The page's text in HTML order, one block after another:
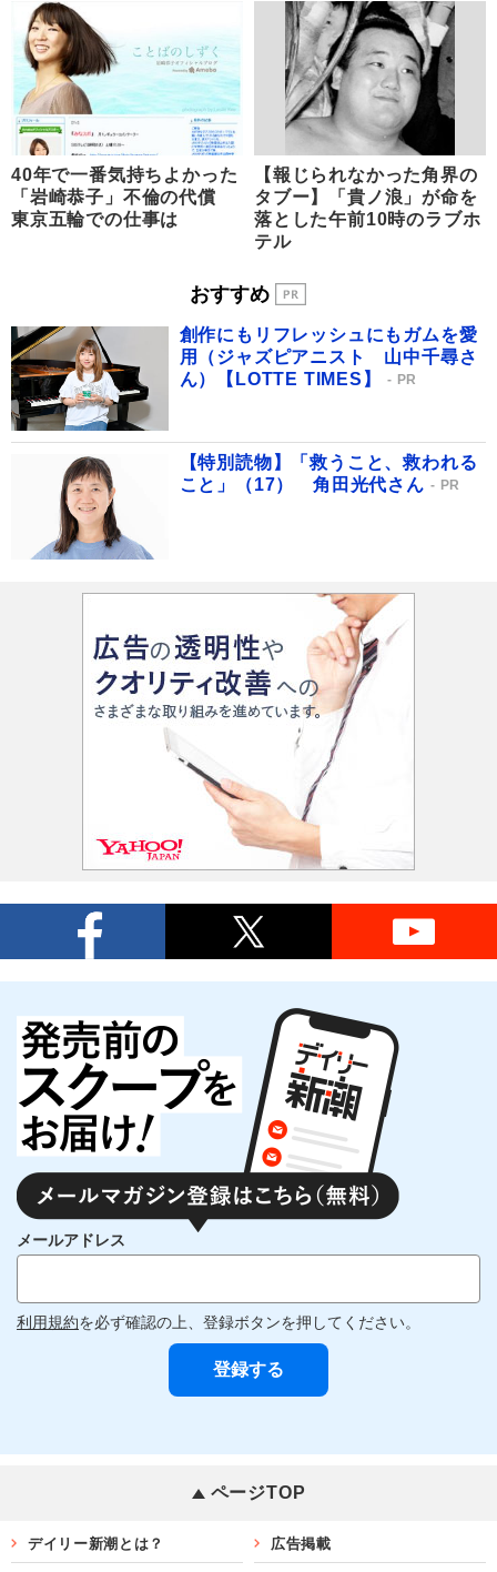
40年で一番気持ちよかった
「岩崎恭子」不倫の代償
東京五輪での仕事は
【報じられなかった角界の
タブー】「貴ノ浪」が命を
落とした午前10時のラブホ
テル
おすすめ
創作にもリフレッシュにもガムを愛
用（ジャズピアニスト 山中千尋さ
ん）【LOTTE TIMES】
PR
【特別読物】「救うこと、救われる
こと」（17） 角田光代さん
PR
メールアドレス
利用規約を必ず確認の上、登録ボタンを押してください。
ページTOP
デイリー新潮とは？ 広告掲載